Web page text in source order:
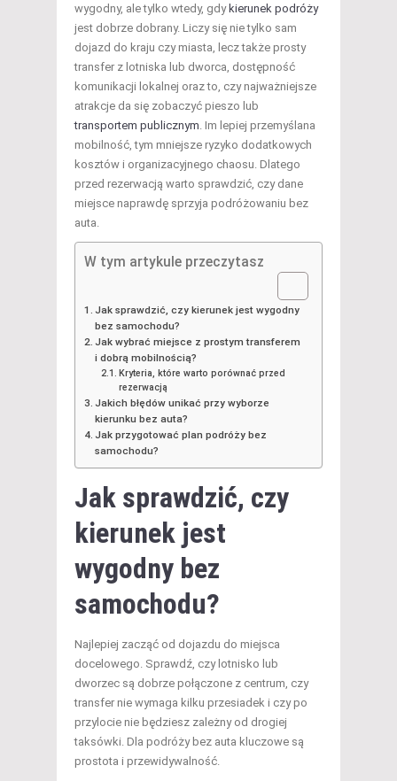
wygodny, ale tylko wtedy, gdykierunek podróży
jest dobrze dobrany. Liczy się nie tylko sam
dojazd do kraju czy miasta, lecz także prosty
transfer z lotniska lub dworca, dostępność
komunikacji lokalnej oraz to, czy najważniejsze
atrakcje da się zobaczyć pieszo lub
transportem publicznym . Im lepiej przemyślana
mobilność, tym mniejsze ryzyko dodatkowych
kosztów i organizacyjnego chaosu. Dlatego
przed rezerwacją warto sprawdzić, czy dane
miejsce naprawdę sprzyja podróżowaniu bez
auta.
W tym artykule przeczytasz
Jak sprawdzić, czy kierunek jest wygodny
bez samochodu?
Jak wybrać miejsce z prostym transferem
i dobrą mobilnością?
Kryteria, które warto porównać przed
rezerwacją
Jakich błędów unikać przy wyborze
kierunku bez auta?
Jak przygotować plan podróży bez
samochodu?
Jak sprawdzić, czy
kierunek jest
wygodny bez
samochodu?
Najlepiej zacząć od dojazdu do miejsca
docelowego. Sprawdź, czy lotnisko lub
dworzec są dobrze połączone z centrum, czy
transfer nie wymaga kilku przesiadek i czy po
przylocie nie będziesz zależny od drogiej
taksówki. Dla podróży bez auta kluczowe są
prostota i przewidywalność.